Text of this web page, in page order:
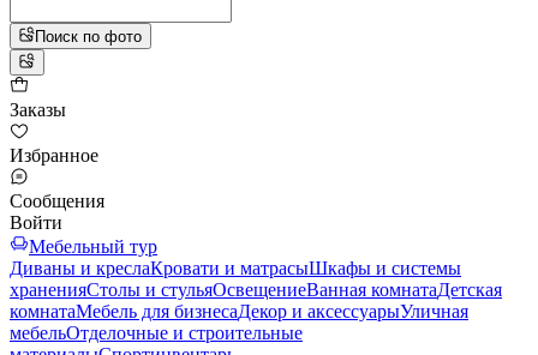
Поиск по фото
Заказы
Избранное
Сообщения
Войти
Мебельный тур
Диваны и креслаКровати и матрасыШкафы и системы
храненияСтолы и стульяОсвещениеВанная комнатаДетская
комнатаМебель для бизнесаДекор и аксессуарыУличная
мебельОтделочные и строительные